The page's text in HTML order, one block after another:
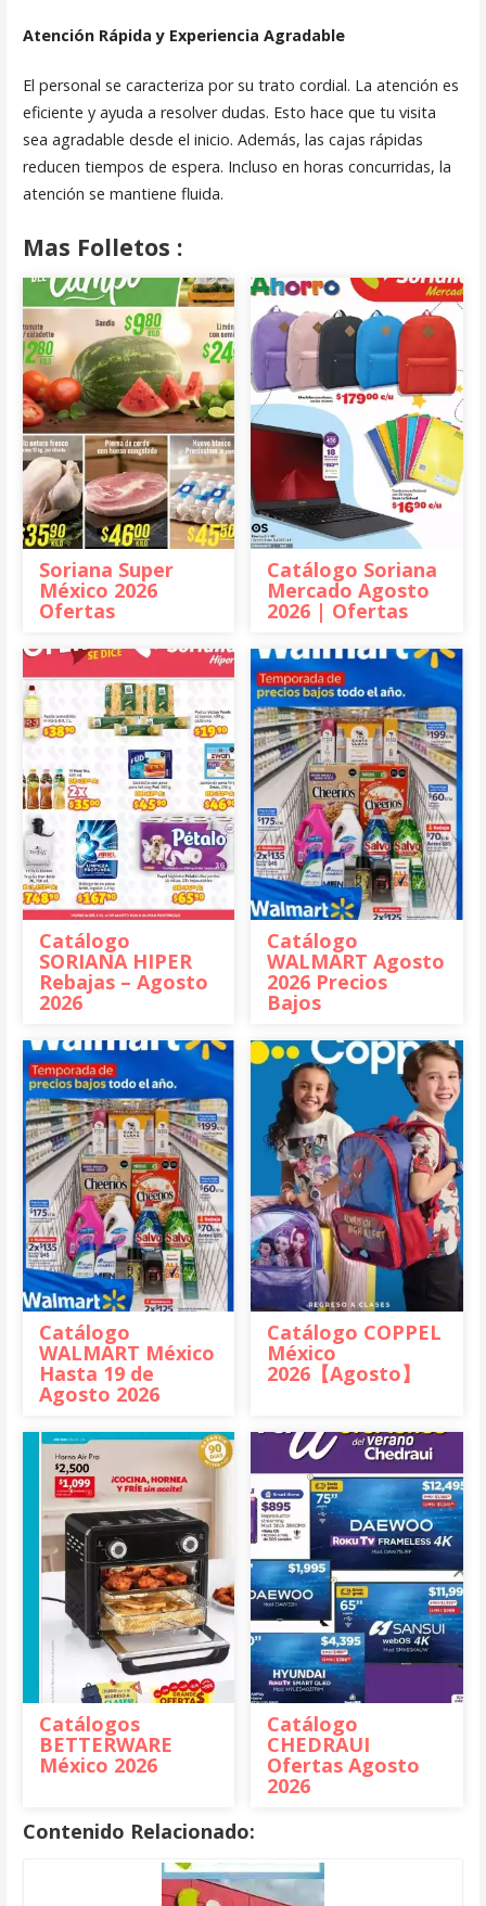
Atención Rápida y Experiencia Agradable
El personal se caracteriza por su trato cordial. La atención es
eficiente y ayuda a resolver dudas. Esto hace que tu visita
sea agradable desde el inicio. Además, las cajas rápidas
reducen tiempos de espera. Incluso en horas concurridas, la
atención se mantiene fluida.
Mas Folletos :
Soriana Super
México 2026
Ofertas
Catálogo Soriana
Mercado Agosto
2026 | Ofertas
Catálogo
SORIANA HIPER
Rebajas – Agosto
2026
Catálogo
WALMART Agosto
2026 Precios
Bajos
Catálogo
WALMART México
Hasta 19 de
Agosto 2026
Catálogo COPPEL
México
2026【Agosto】
Catálogos
BETTERWARE
México 2026
Catálogo
CHEDRAUI
Ofertas Agosto
2026
Contenido Relacionado: